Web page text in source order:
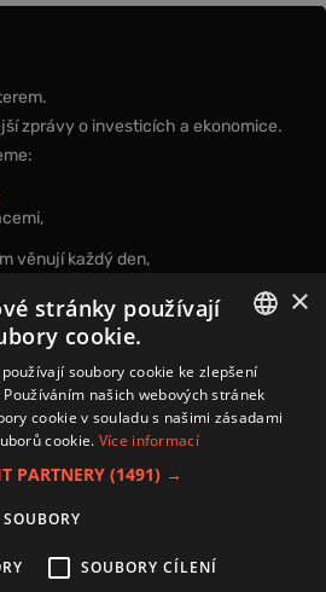
zprávy o investicích a ekonomice.
věnují každý den,
svůj souhlas spodmínkami
CZECH
×
stránky používají
cookie.
soubory cookie ke zlepšení
našich webových stránek
cookie v souladu s našimi zásadami
cookie. Více informací
PARTNERY (1491) →
SOUBORY CÍLENÍ